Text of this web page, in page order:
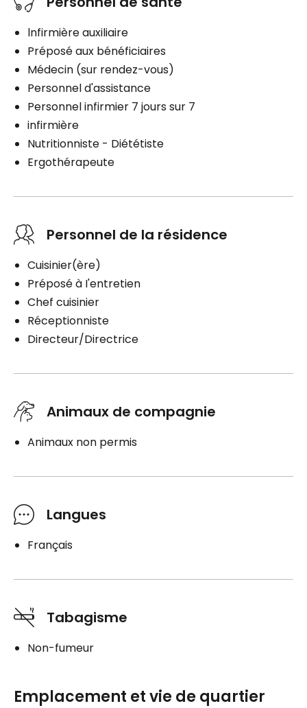
lnfirmière auxiliaire
Préposé aux bénéficiaires
Médecin (sur rendez-vous)
Personnel d'assistance
Personnel infirmier 7 jours sur 7
infirmière
Nutritionniste - Diététiste
Ergothérapeute
Personnel de la résidence
Cuisinier(ère)
Préposé à I'entretien
Chef cuisinier
Réceptionniste
Directeur/Directrice
Animaux de compagnie
Animaux non permis
Langues
Français
Tabagisme
Non-fumeur
Emplacement et vie de quartier